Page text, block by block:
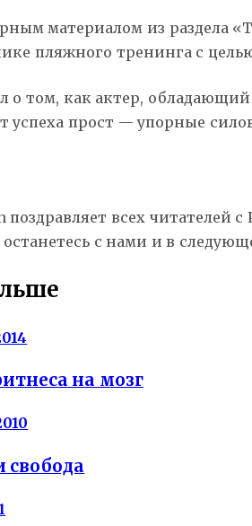
материалом из раздела
пляжного тренинга с
о том, как актер,
успеха прост — упорные
поздравляет всех
с нами и в
на мозг
свобода